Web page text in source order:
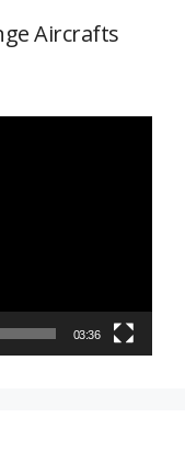
Aircrafts
03:36